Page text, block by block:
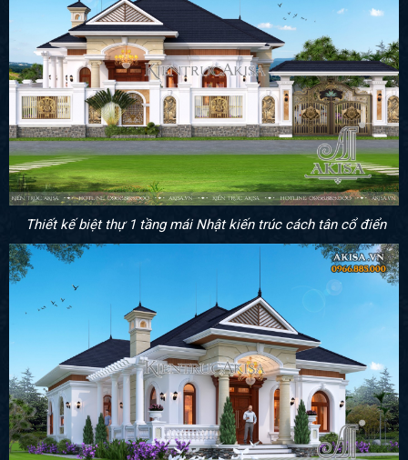
Thiết kế biệt thự 1 tầng mái Nhật kiến trúc cách tân cổ điển